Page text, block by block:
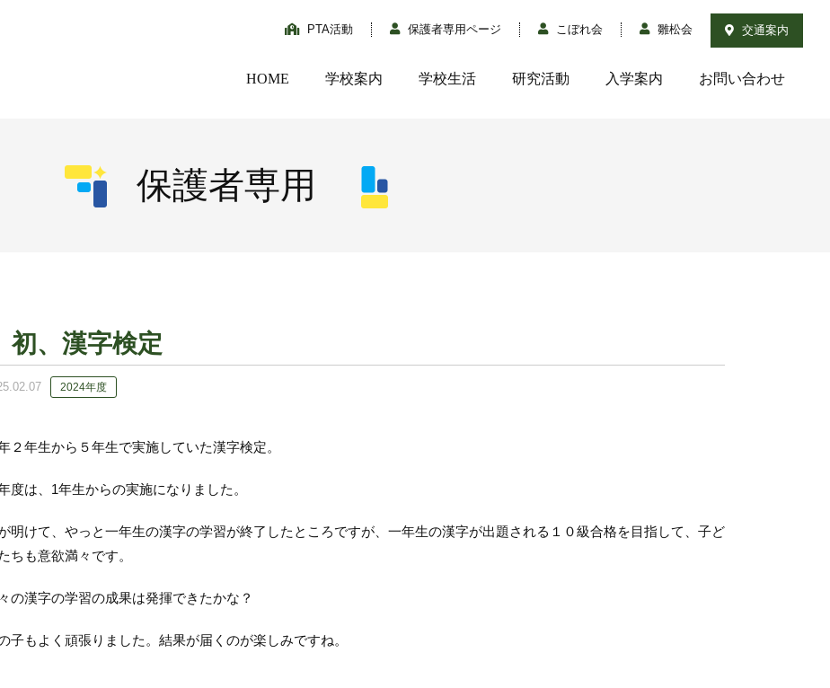
PTA活動 保護者専用ページ こぼれ会 雛松会 交通案内
HOME 学校案内 学校生活 研究活動 入学案内 お問い合わせ
保護者専用
初、漢字検定
2024年度
２年生から５年生で実施していた漢字検定。
度は、1年生からの実施になりました。
明けて、やっと一年生の漢字の学習が終了したところですが、一年生の漢字が出題される１０級合格を目指して、子ど
ちも意欲満々です。
の漢字の学習の成果は発揮できたかな？
子もよく頑張りました。結果が届くのが楽しみですね。